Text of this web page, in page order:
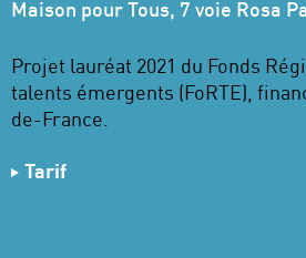
Maison pour Tous, 7 voie Rosa
Projet lauréat 2021 du Fonds
talents émergents (FoRTE),
de-France.
Tarif